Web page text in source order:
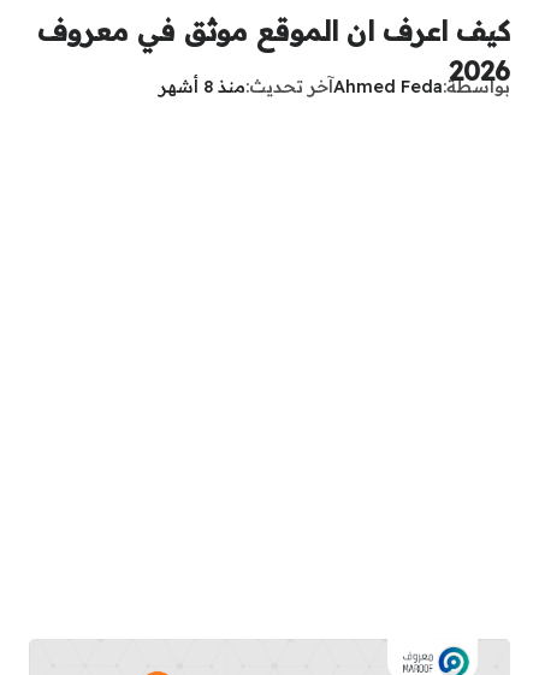
كيف اعرف ان الموقع موثق في معروف
2026
بواسطة Ahmed Fedaآخر تحديث منذ 8 أشهر